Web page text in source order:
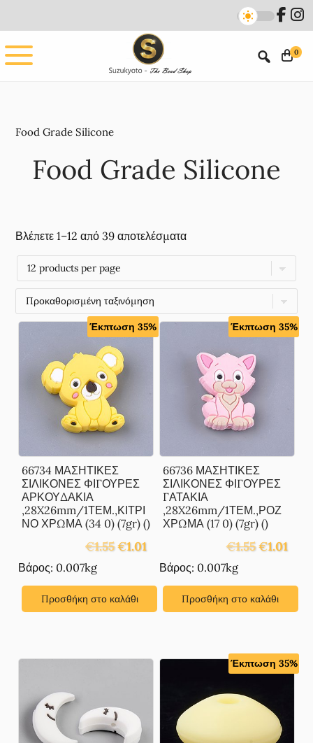
main
content
footer
0
Food Grade Silicone
Food Grade Silicone
Βλέπετε 1–12 από 39 αποτελέσματα
Έκπτωση 35%
66734 ΜΑΣΗΤΙΚΕΣ
ΣΙΛΙΚΟΝΕΣ ΦΙΓΟΥΡΕΣ
ΑΡΚΟΥΔΑΚΙΑ
,28X26mm/1ΤΕΜ.,ΚΙΤΡΙ
ΝΟ ΧΡΩΜΑ (34 0) (7gr) ()
€1.55 Original
€1.55.
€1.01Η
τιμή
είναι:
Βάρος: 0.007kg
Προσθήκη στο καλάθι
Έκπτωση 35%
66736 ΜΑΣΗΤΙΚΕΣ
ΣΙΛΙΚΟΝΕΣ ΦΙΓΟΥΡΕΣ
ΓΑΤΑΚΙΑ
,28X26mm/1ΤΕΜ.,ΡΟΖ
ΧΡΩΜΑ (17 0) (7gr) ()
€1.55 Original
€1.55.
€1.01Η
είναι:
Βάρος: 0.007kg
Προσθήκη στο καλάθι
Έκπτωση 35%